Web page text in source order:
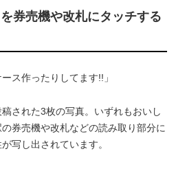
券売機や改札にタッチする
ス作ったりしてます!!」
された3枚の写真。いずれもおいし
券売機や改札などの読み取り部分に
写し出されています。